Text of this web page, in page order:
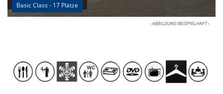
Basic Class - 17 Plätze